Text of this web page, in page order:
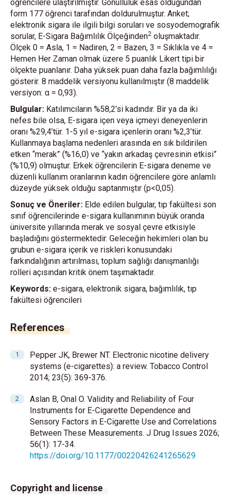
öğrencilere ulaştırılmıştır. Gönüllülük esas olduğundan
form 177 öğrenci tarafından doldurulmuştur. Anket;
elektronik sigara ile ilgili bilgi soruları ve sosyodemografik
sorular, E-Sigara Bağımlılık Ölçeğinden2 oluşmaktadır.
Ölçek 0 = Asla, 1 = Nadiren, 2 = Bazen, 3 = Sıklıkla ve 4 =
Hemen Her Zaman olmak üzere 5 puanlık Likert tipi bir
ölçekte puanlanır. Daha yüksek puan daha fazla bağımlılığı
gösterir. 8 maddelik versiyonu kullanılmıştır (8 maddelik
versiyon: α = 0,93).
Bulgular: Katılımcıların %58,2’si kadındır. Bir ya da iki
nefes bile olsa, E-sigara içen veya içmeyi deneyenlerin
oranı %29,4’tür. 1-5 yıl e-sigara içenlerin oranı %2,3’tür.
Kullanmaya başlama nedenleri arasında en sık bildirilen
etken “merak” (%16,0) ve “yakın arkadaş çevresinin etkisi”
(%10,9) olmuştur. Erkek öğrencilerin E-sigara deneme ve
düzenli kullanım oranlarının kadın öğrencilere göre anlamlı
düzeyde yüksek olduğu saptanmıştır (p<0,05).
Sonuç ve Öneriler: Elde edilen bulgular, tıp fakültesi son
sınıf öğrencilerinde e-sigara kullanımının büyük oranda
üniversite yıllarında merak ve sosyal çevre etkisiyle
başladığını göstermektedir. Geleceğin hekimleri olan bu
grubun e-sigara içerik ve riskleri konusundaki
farkındalığının artırılması, toplum sağlığı danışmanlığı
rolleri açısından kritik önem taşımaktadır.
Keywords: e-sigara, elektronik sigara, bağımlılık, tıp
fakültesi öğrencileri
References
Pepper JK, Brewer NT. Electronic nicotine delivery
systems (e-cigarettes): a review. Tobacco Control
2014; 23(5): 369-376.
Aslan B, Onal O. Validity and Reliability of Four
Instruments for E-Cigarette Dependence and
Sensory Factors in E-Cigarette Use and Correlations
Between These Measurements. J Drug Issues 2026;
56(1): 17-34.
https://doi.org/10.1177/00220426241265629
Copyright and license